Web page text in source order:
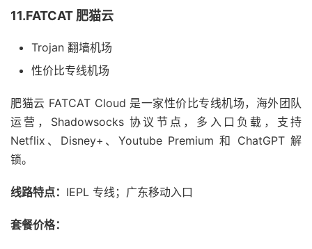
11.FATCAT 肥猫云
Trojan 翻墙机场
性价比专线机场
肥猫云 FATCAT Cloud 是一家性价比专线机场，海外团队
运营，Shadowsocks 协议节点，多入口负载，支持
Netflix、Disney+、Youtube Premium 和 ChatGPT 解
锁。
线路特点： IEPL 专线；广东移动入口
套餐价格：